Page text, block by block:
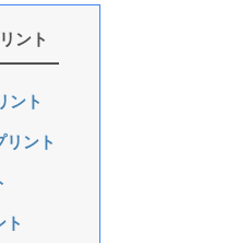
ント
ント
リント
ト